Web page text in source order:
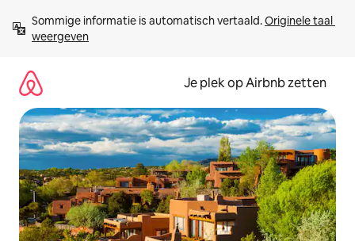
direct
naar
Sommige informatie is automatisch vertaald. Originele taal
weergeven
Je plek op Airbnb zetten